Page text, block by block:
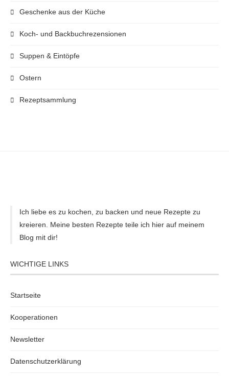
Geschenke aus der Küche
Koch- und Backbuchrezensionen
Suppen & Eintöpfe
Ostern
Rezeptsammlung
Ich liebe es zu kochen, zu backen und neue Rezepte zu
kreieren. Meine besten Rezepte teile ich hier auf meinem
Blog mit dir!
WICHTIGE LINKS
Startseite
Kooperationen
Newsletter
Datenschutzerklärung